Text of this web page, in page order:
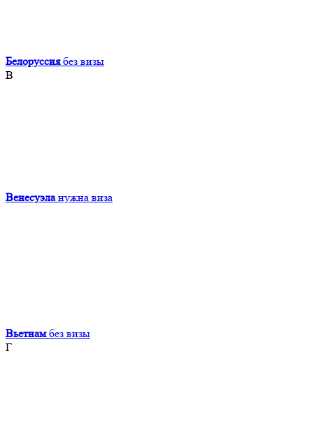
Белоруссия без визы
В
Венесуэла нужна виза
Вьетнам без визы
Г